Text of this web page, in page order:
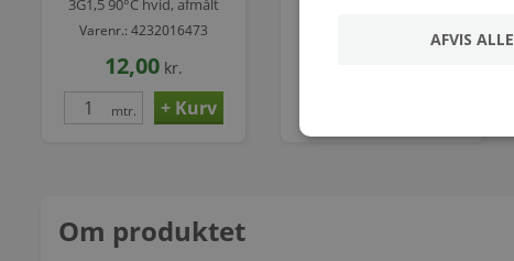
3G1,5 90°C hvid, afmålt
Varenr.: 4232016473
12,00 kr.
mtr.
Varenr.: 0435990361
Om produktet
AFVIS ALLE